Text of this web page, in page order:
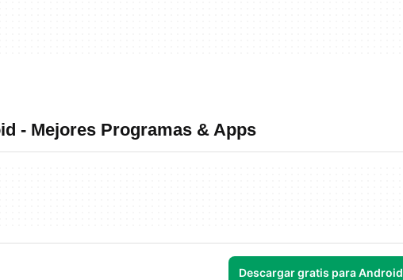
- Mejores Programas & Apps
Descargar gratis para Android